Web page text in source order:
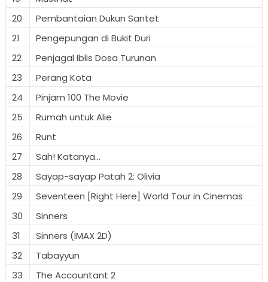
20
Pembantaian Dukun Santet
21
Pengepungan di Bukit Duri
22
Penjagal Iblis Dosa Turunan
23
Perang Kota
24
Pinjam 100 The Movie
25
Rumah untuk Alie
26
Runt
27
Sah! Katanya...
28
Sayap-sayap Patah 2: Olivia
29
Seventeen [Right Here] World Tour in Cinemas
30
Sinners
31
Sinners (IMAX 2D)
32
Tabayyun
33
The Accountant 2